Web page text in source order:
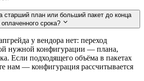
старший план или больший пакет до конца
оплаченного срока?
у вендора нет: переход
нужной конфигурации — плана,
Если подходящего объёма в пакетах
нам — конфигурация рассчитывается